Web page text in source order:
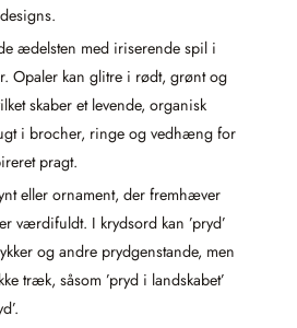
ædelsten med iriserende spil i
Opaler kan glitre i rødt, grønt og
skaber et levende, organisk
i brocher, ringe og vedhæng for
pragt.
eller ornament, der fremhæver
værdifuldt. I krydsord kan ’pryd’
og andre prydgenstande, men
træk, såsom ’pryd i landskabet’